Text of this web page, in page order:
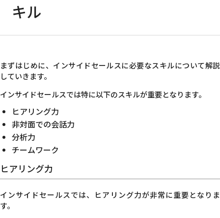
キル
まずはじめに、インサイドセールスに必要なスキルについて解説
していきます。
インサイドセールスでは特に以下のスキルが重要となります。
ヒアリング力
非対面での会話力
分析力
チームワーク
ヒアリング力
インサイドセールスでは、ヒアリング力が非常に重要となりま
す。